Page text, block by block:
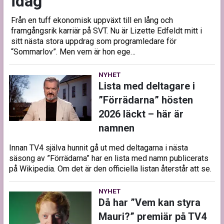
Från en tuff ekonomisk uppväxt till en lång och
framgångsrik karriär på SVT. Nu är Lizette Edfeldt mitt i
sitt nästa stora uppdrag som programledare för
“Sommarlov”. Men vem är hon ege…
NYHET
Lista med deltagare i
”Förrädarna” hösten
2026 läckt – här är
namnen
Innan TV4 själva hunnit gå ut med deltagarna i nästa
säsong av ”Förrädarna” har en lista med namn publicerats
på Wikipedia. Om det är den officiella listan återstår att se.
NYHET
Då har ”Vem kan styra
Mauri?” premiär på TV4